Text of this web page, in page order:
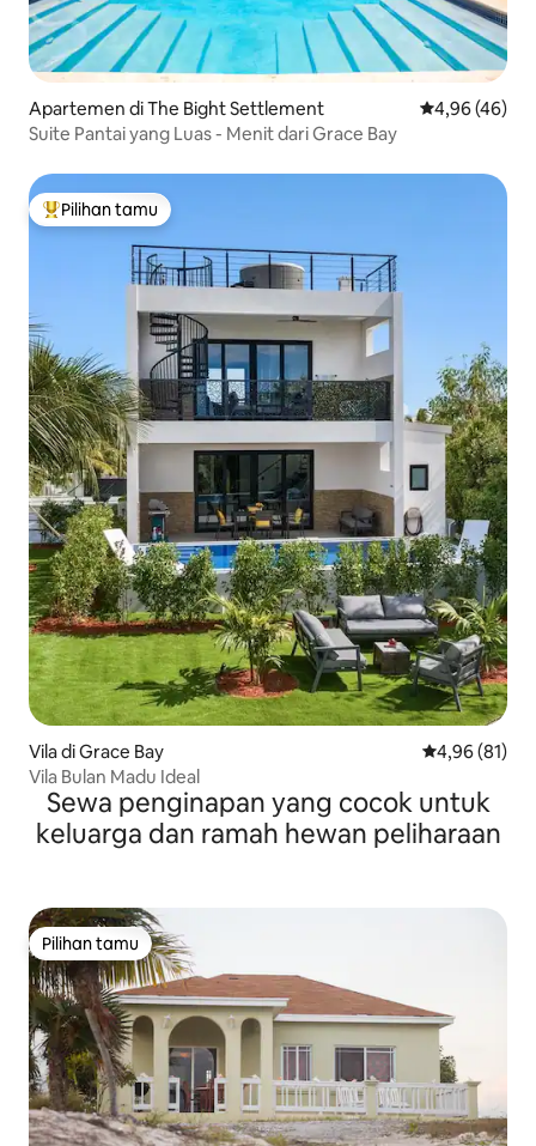
Apartemen di The Bight Settlement Nilai rata-rata
4,96 (46)
Suite Pantai yang Luas - Menit dari Grace Bay
Pilihan tamu terpopuler
Pilihan tamu
Vila di Grace Bay Nilai rata-rata
4,96 (81)
Vila Bulan Madu Ideal
Sewa penginapan yang cocok untuk
keluarga dan ramah hewan peliharaan
Pilihan tamu
Pilihan tamu